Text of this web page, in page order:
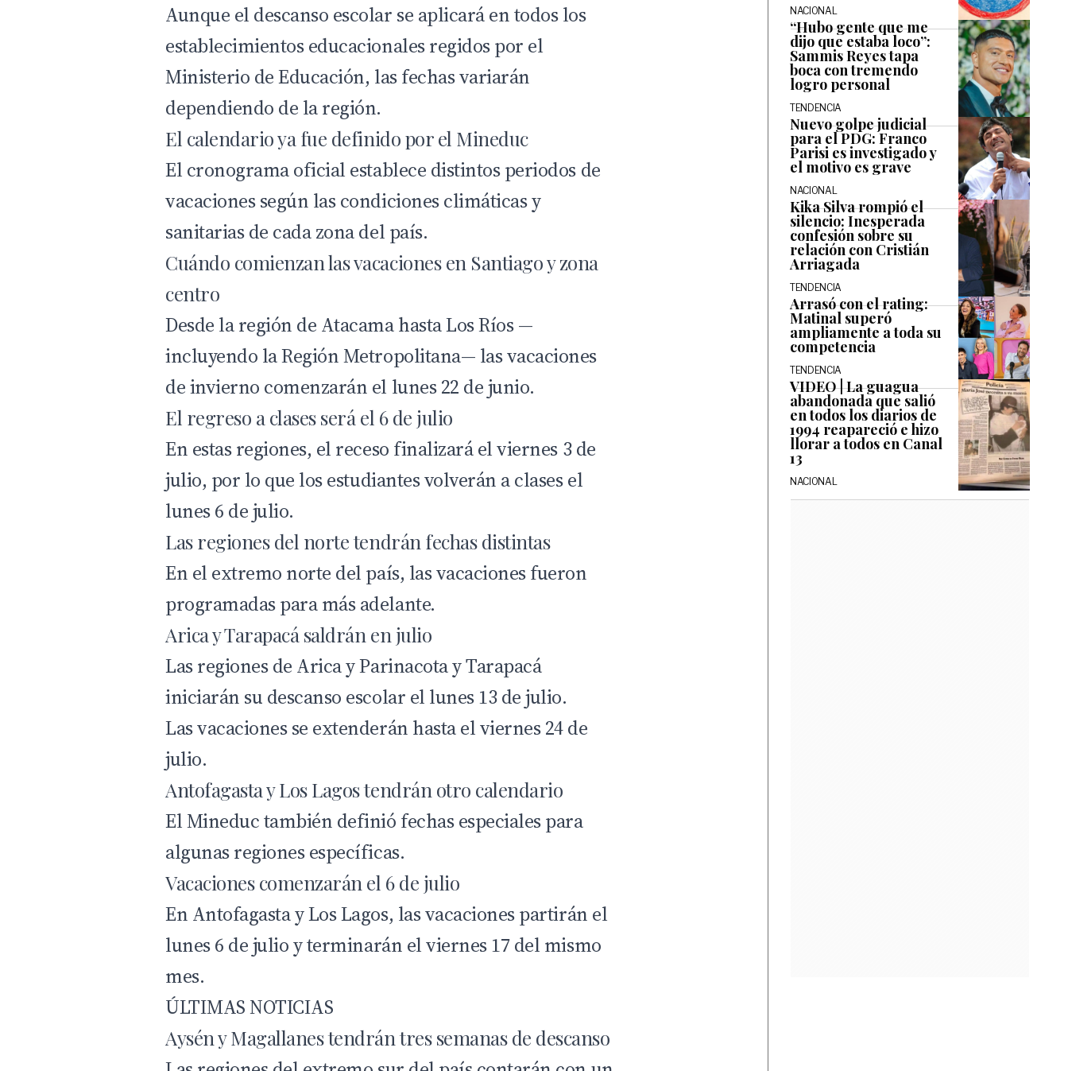
Aunque el descanso escolar se aplicará en todos los
establecimientos educacionales regidos por el
Ministerio de Educación, las fechas variarán
dependiendo de la región.
El calendario ya fue definido por el Mineduc
El cronograma oficial establece distintos periodos de
vacaciones según las condiciones climáticas y
sanitarias de cada zona del país.
Cuándo comienzan las vacaciones en Santiago y zona
centro
Desde la región de AtacamahastaLos Ríos—
incluyendo laRegión Metropolitana— las vacaciones
de invierno comenzarán el lunes 22 de junio.
El regreso a clases será el 6 de julio
En estas regiones, el receso finalizará el viernes 3 de
julio, por lo que los estudiantes volverán a clases el
lunes 6 de julio.
Las regiones del norte tendrán fechas distintas
En el extremo norte del país, las vacaciones fueron
programadas para más adelante.
Arica y Tarapacá saldrán en julio
Las regiones de Arica y ParinacotayTarapacá
iniciarán su descanso escolar el lunes 13 de julio.
Las vacaciones se extenderán hasta el viernes 24 de
julio.
Antofagasta y Los Lagos tendrán otro calendario
El Mineduc también definió fechas especiales para
algunas regiones específicas.
Vacaciones comenzarán el 6 de julio
En AntofagastayLos Lagos, las vacaciones partirán el
lunes 6 de julio y terminarán el viernes 17 del mismo
mes.
ÚLTIMAS NOTICIAS
Aysén y Magallanes tendrán tres semanas de descanso
NACIONAL
“Hubo gente que me
dijo que estaba loco”:
Sammis Reyes tapa
boca con tremendo
logro personal
TENDENCIA
Nuevo golpe judicial
para el PDG: Franco
Parisi es investigado y
el motivo es grave
NACIONAL
Kika Silva rompió el
silencio: Inesperada
confesión sobre su
relación con Cristián
Arriagada
TENDENCIA
Arrasó con el rating:
Matinal superó
ampliamente a toda su
competencia
TENDENCIA
VIDEO | La guagua
abandonada que salió
en todos los diarios de
1994 reapareció e hizo
llorar a todos en Canal
13
NACIONAL